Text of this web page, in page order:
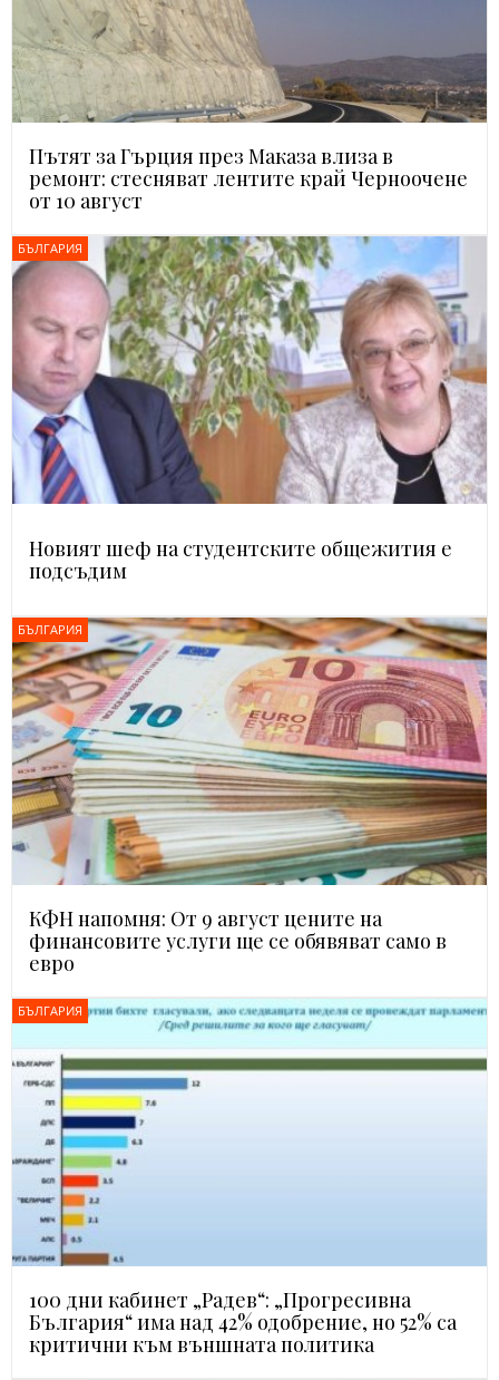
Пътят за Гърция през Маказа влиза в
ремонт: стесняват лентите край Черноочене
от 10 август
БЪЛГАРИЯ
Новият шеф на студентските общежития е
подсъдим
БЪЛГАРИЯ
КФН напомня: От 9 август цените на
финансовите услуги ще се обявяват само в
евро
БЪЛГАРИЯ
100 дни кабинет „Радев“: „Прогресивна
България“ има над 42% одобрение, но 52% са
критични към външната политика